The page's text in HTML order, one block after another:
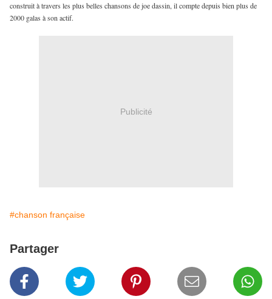
construit à travers les plus belles chansons de joe dassin, il compte depuis bien plus de
2000 galas à son actif.
Publicité
#chanson française
Partager